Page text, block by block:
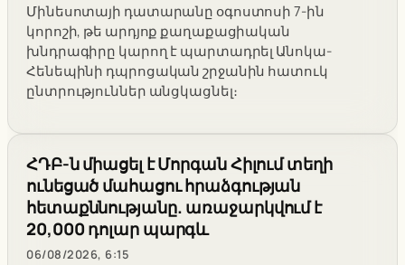
Մինեսոտայի դատարանը օգոստոսի 7-ին
կորոշի, թե արդյոք քաղաքացիական
խնդրագիրը կարող է պարտադրել Անոկա-
Հենեպինի դպրոցական շրջանին հատուկ
ընտրություններ անցկացնել։
ՀԴԲ-ն միացել է Մորգան Հիլում տեղի
ունեցած մահացու հրաձգության
հետաքննությանը. առաջարկվում է
20,000 դոլար պարգև
06/08/2026, 6:15